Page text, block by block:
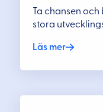
Ta chansen
stora
Läs mer